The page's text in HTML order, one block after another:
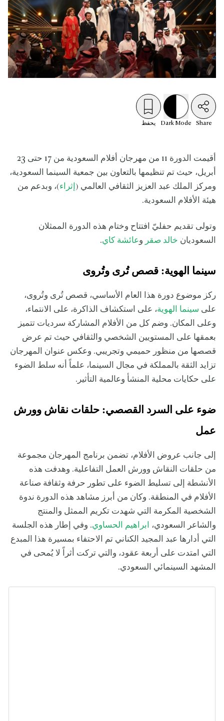
Share
Dark Mode يحفظ
أقيمت الدورة 11 من مهرجان أفلام السعودية من 17 حتى 23
أبريل، حيث تم تنظيمها بالتعاون بين جمعية السينما السعودية،
ومركز الملك عبد العزيز الثقافي العالمي ( إثراء)، وبدعم من
هيئة الأفلام السعودية.
وتولى تقديم حفليّ افتتاح وختام هذه الدورة الممثلان
السعوديان خالد صقر وعائشة كاي.
سينما الهوية: قصص تُرى وتُروى
ركز موضوع دورة هذا العام الأساسي، قصص تُرى وتُروى،
على سينما الهوية، على استكشاف الذاكرة، على الانتماء،
وعلى المكان. وضم كل من الأفلام المشاركة سرديات تتميز
بعمقها على المستويين الشخصي والثقافي حيث تم عرض
قصصها من منظور حميمي وتجريبي. وعكس عنوان المهرجان
تزايد الثقة بالمملكة في مجال السينما، علماً أنه سلط الضوء
على حكايات محلية المنشأ وعالمية التأثير.
ضوء على السرد القصصي: حلقات نقاش وورش
عمل
إلى جانب عروض الأفلام، تضمن برنامج المهرجان مجموعة
من حلقات النقاش وورش العمل التفاعلية. وهدفت هذه
الأنشطة إلى تسليط الضوء على تطور حرفة وثقافة صناعة
الأفلام في المنطقة. وكان من أبرز مشاهد هذه الدورة ندوة
الشخصية المكرمة التي شهدت تكريم الممثل والمنتج
والشاعر السعودي،
ابراهيم الحساوي. وفي إطار هذه الجلسة
التي أدارها عبد المجيد الكناني تم الاحتفاء بمسيرة هذا المبدع
التي امتدت على أربعة عقود، والتي تركت أثراً لا يُمحى في
المشهد السينمائي السعودي.